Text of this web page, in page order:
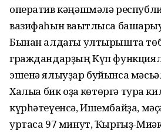
оператив кәңәшмәлә
вазифаһын ваҡытлыса
Бынан алдағы ултырышта
граждандарҙың Күп
эшенә ялыуҙар буйынса
Халыҡҡа бик оҙаҡ көтөргә тура
күрһәтеүенсә, Ишембайҙа,
уртаса 97 минут, Ҡырғыҙ-